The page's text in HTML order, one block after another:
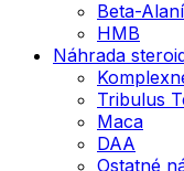
Beta-
HMB
Náhrada
Tribulus
Maca
DAA
Ostatné